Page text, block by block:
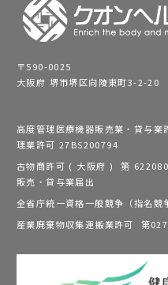
〒590-0025
大阪府 堺市堺区向陵東町3-2-20
高度管理医療機器販売業・貸
理業許可 27BS200794
古物商許可 ( 大阪府 ) 第
販売・貸与業届出
全省庁統一資格一般競争（指名
産業廃棄物収集運搬業許可 第